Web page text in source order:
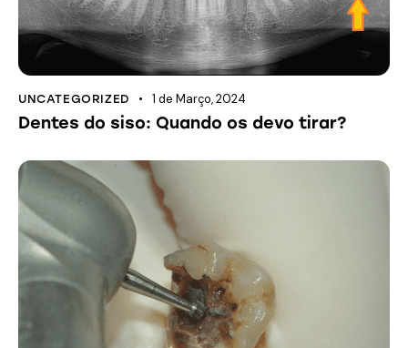
UNCATEGORIZED 1 de Março, 2024
Dentes do siso: Quando os devo tirar?